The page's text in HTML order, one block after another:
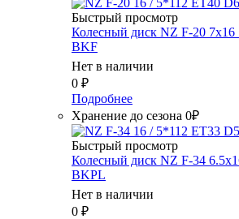
Быстрый просмотр
Колесный диск NZ F-20 7x16
BKF
Нет в наличии
0 ₽
Подробнее
Хранение до сезона 0₽
Быстрый просмотр
Колесный диск NZ F-34
BKPL
Нет в наличии
0 ₽